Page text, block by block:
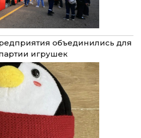
объединились для
игрушек